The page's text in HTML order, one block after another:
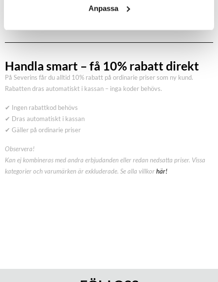
Anpassa
Handla smart – få 10% rabatt direkt
På Severins får du alltid 10% rabatt på ordinarie priser som ny kund.
Rabatten dras automatiskt i kassan – inga koder behövs.
✔ Ingen rabattkod behövs
✔ Dras automatiskt i kassan
✔ Gäller på ordinarie priser
Observera!
Kan ej kombineras med andra erbjudanden eller redan nedsatta priser. Vissa
kategorier och varumärken är exkluderade. Se alla villkorhär!